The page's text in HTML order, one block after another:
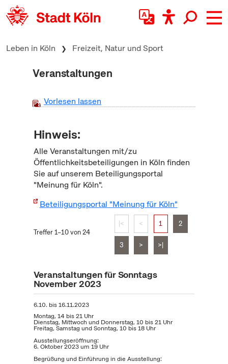
zum Inhalt springen
Leben in Köln Freizeit, Natur und Sport
Veranstaltungen
Vorlesen lassen
Hinweis:
Alle Veranstaltungen mit/zu
Öffentlichkeitsbeteiligungen in Köln finden
Sie auf unserem Beteiligungsportal
"Meinung für Köln".
Beteiligungsportal "Meinung für Köln"
Treffer 1–10 von 24
|< < 1 2
3 > >|
Veranstaltungen für Sonntags
November 2023
6.10. bis16.11.2023
Montag, 14 bis 21 Uhr
Dienstag, Mittwoch und Donnerstag, 10 bis 21 Uhr
Freitag, Samstag und Sonntag, 10 bis 18 Uhr
Ausstellungseröffnung:
6. Oktober 2023 um 19 Uhr
Begrüßung und Einführung in die Ausstellung: